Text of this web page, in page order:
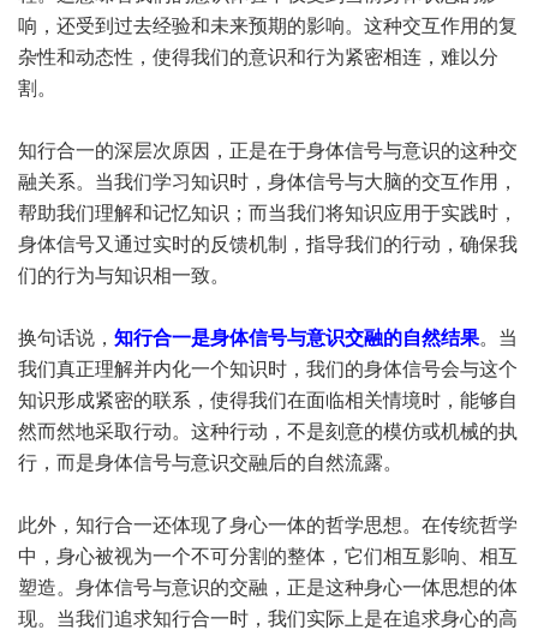
响，还受到过去经验和未来预期的影响。这种交互作用的复
杂性和动态性，使得我们的意识和行为紧密相连，难以分
割。
知行合一的深层次原因，正是在于身体信号与意识的这种交
融关系。当我们学习知识时，身体信号与大脑的交互作用，
帮助我们理解和记忆知识；而当我们将知识应用于实践时，
身体信号又通过实时的反馈机制，指导我们的行动，确保我
们的行为与知识相一致。
换句话说， 知行合一是身体信号与意识交融的自然结果。当
我们真正理解并内化一个知识时，我们的身体信号会与这个
知识形成紧密的联系，使得我们在面临相关情境时，能够自
然而然地采取行动。这种行动，不是刻意的模仿或机械的执
行，而是身体信号与意识交融后的自然流露。
此外，知行合一还体现了身心一体的哲学思想。在传统哲学
中，身心被视为一个不可分割的整体，它们相互影响、相互
塑造。身体信号与意识的交融，正是这种身心一体思想的体
现。当我们追求知行合一时，我们实际上是在追求身心的高